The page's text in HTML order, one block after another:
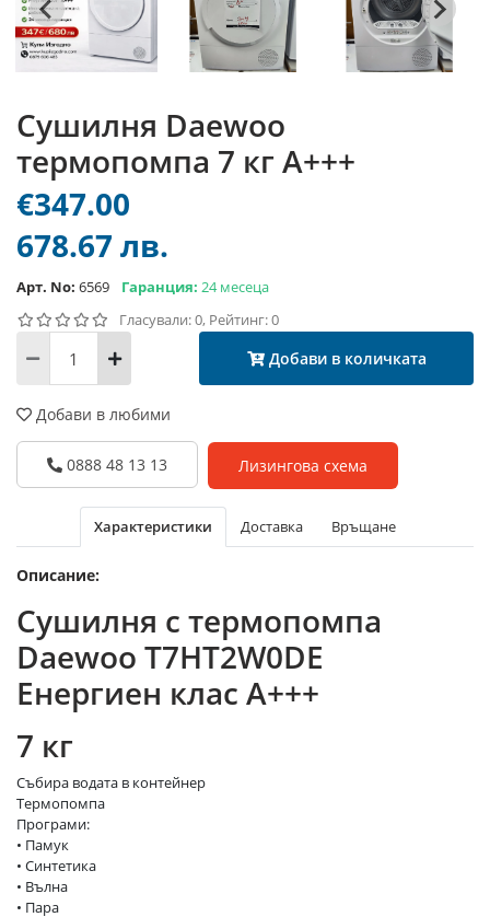
Сушилня Daewoo
термопомпа 7 кг А+++
€347.00
678.67 лв.
Арт. No: 6569 Гаранция: 24 месеца
Гласували: 0, Рейтинг: 0
Добави в количката
Добави в любими
0888 48 13 13 Лизингова схема
Характеристики Доставка Връщане
Описание:
Сушилня с термопомпа
Daewoo T7HT2W0DE
Енергиен клас А+++
7 кг
Събира водата в контейнер
Термопомпа
Програми:
• Памук
• Синтетика
• Вълна
• Пара